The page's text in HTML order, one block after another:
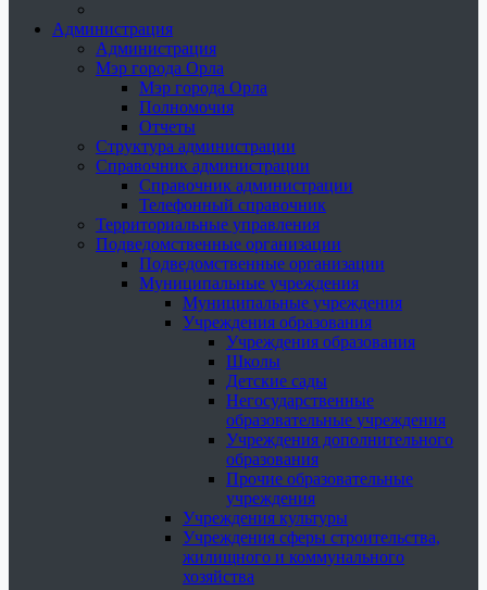
Администрация
Администрация
Мэр города Орла
Мэр города Орла
Полномочия
Отчеты
Структура администрации
Справочник администрации
Справочник администрации
Телефонный справочник
Территориальные управления
Подведомственные организации
Подведомственные организации
Муниципальные учреждения
Муниципальные учреждения
Учреждения образования
Учреждения образования
Школы
Детские сады
Негосударственные
образовательные учреждения
Учреждения дополнительного
образования
Прочие образовательные
учреждения
Учреждения культуры
Учреждения сферы строительства,
жилищного и коммунального
хозяйства